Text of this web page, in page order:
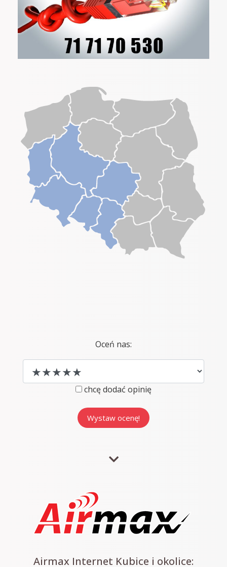
Oceń nas:
chcę dodać opinię
Airmax Internet Kubice i okolice: